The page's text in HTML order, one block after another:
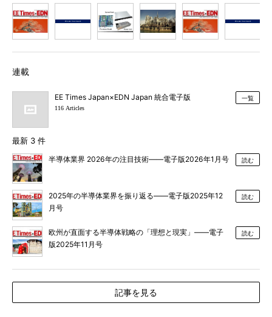
連載
EE Times Japan×EDN Japan 統合電子版
116 Articles
一覧
最新 3 件
半導体業界 2026年の注目技術――電子版2026年1月号 読む
2025年の半導体業界を振り返る――電子版2025年12
月号
読む
欧州が直面する半導体戦略の「理想と現実」――電子
版2025年11月号
読む
記事を見る